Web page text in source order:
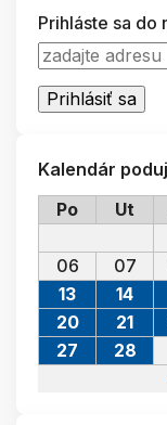
Prihláste sa do
Kalendár
Po
Ut
06
07
13
14
20
21
27
28